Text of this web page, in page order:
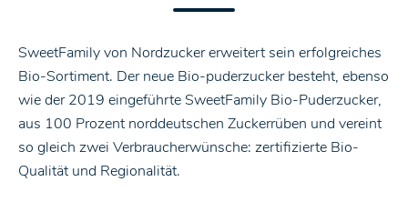
SweetFamily von Nordzucker erweitert sein erfolgreiches
Bio-Sortiment. Der neue Bio-puderzucker besteht, ebenso
wie der 2019 eingeführte SweetFamily Bio-Puderzucker,
aus 100 Prozent norddeutschen Zuckerrüben und vereint
so gleich zwei Verbraucherwünsche: zertifizierte Bio-
Qualität und Regionalität.